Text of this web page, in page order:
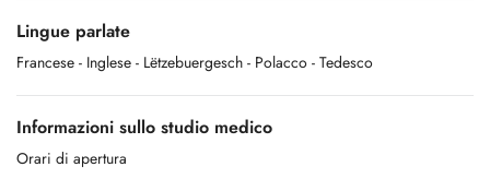
Lingue parlate
Francese - Inglese - Lëtzebuergesch - Polacco - Tedesco
Informazioni sullo studio medico
Orari di apertura